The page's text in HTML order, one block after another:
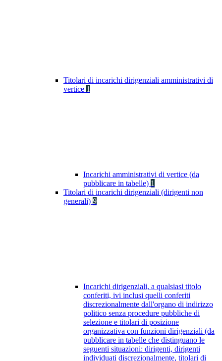
Titolari di incarichi dirigenziali amministrativi di
vertice 1
Incarichi amministrativi di vertice (da
pubblicare in tabelle) 1
Titolari di incarichi dirigenziali (dirigenti non
generali) 9
Incarichi dirigenziali, a qualsiasi titolo
conferiti, ivi inclusi quelli conferiti
discrezionalmente dall'organo di indirizzo
politico senza procedure pubbliche di
selezione e titolari di posizione
organizzativa con funzioni dirigenziali (da
pubblicare in tabelle che distinguano le
seguenti situazioni: dirigenti, dirigenti
individuati discrezionalmente, titolari di